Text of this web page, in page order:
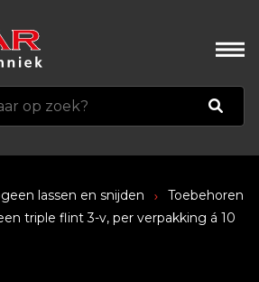
lassen en snijden
Toebehoren
triple flint 3-v, per verpakking á 10